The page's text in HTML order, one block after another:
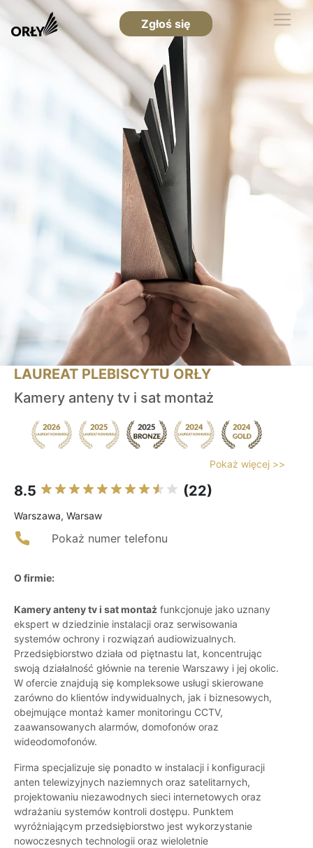
Zgłoś się
LAUREAT PLEBISCYTU ORŁY
Kamery anteny tv i sat montaż
Pokaż więcej >>
8.5 (22)
Warszawa, Warsaw
Pokaż numer telefonu
O firmie:
Kamery anteny tv i sat montaż funkcjonuje jako uznany
ekspert w dziedzinie instalacji oraz serwisowania
systemów ochrony i rozwiązań audiowizualnych.
Przedsiębiorstwo działa od piętnastu lat, koncentrując
swoją działalność głównie na terenie Warszawy i jej okolic.
W ofercie znajdują się kompleksowe usługi skierowane
zarówno do klientów indywidualnych, jak i biznesowych,
obejmujące montaż kamer monitoringu CCTV,
zaawansowanych alarmów, domofonów oraz
wideodomofonów.
Firma specjalizuje się ponadto w instalacji i konfiguracji
anten telewizyjnych naziemnych oraz satelitarnych,
projektowaniu niezawodnych sieci internetowych oraz
wdrażaniu systemów kontroli dostępu. Punktem
wyróżniającym przedsiębiorstwo jest wykorzystanie
nowoczesnych technologii oraz wieloletnie